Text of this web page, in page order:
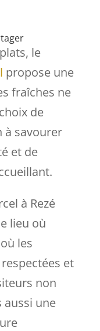
le
propose une
fraîches ne
de
à savourer
et de
à Rezé
lieu où
les
et
non
aussi une